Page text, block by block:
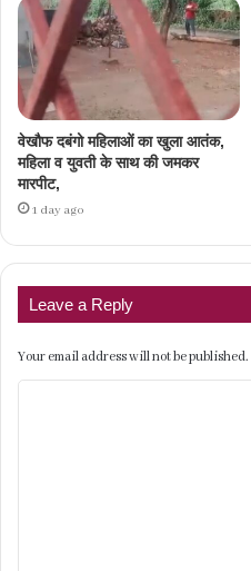
वेखौफ दबंगो महिलाओं का खुला आतंक,
महिला व युवती के साथ की जमकर
मारपीट,
1 day ago
Leave a Reply
Your email address will not be published.